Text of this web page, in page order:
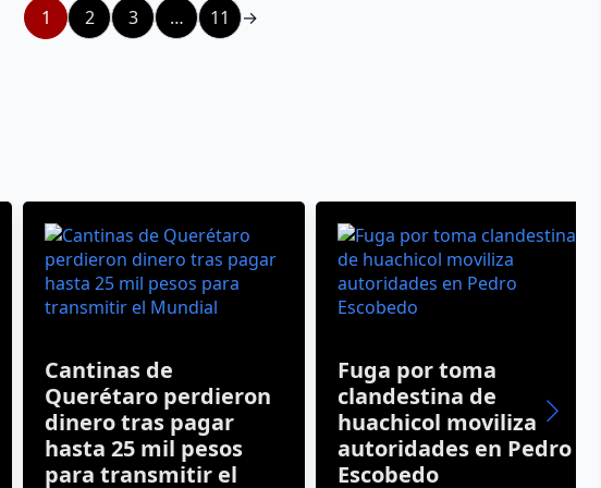
1 2 3 … 11 →
Cantinas de
Querétaro perdieron
dinero tras pagar
hasta 25 mil pesos
para transmitir el
Fuga por toma
clandestina de
huachicol moviliza
autoridades en Pedro
Escobedo